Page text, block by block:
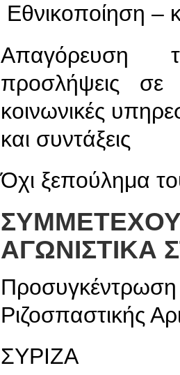
Εθνικοποίηση –
Απαγόρευση
προσλήψεις σε
κοινωνικές
και συντάξεις
Όχι ξεπούλημα
ΑΓΩΝΙΣΤΙΚΑ
Ριζοσπαστικής
ΣΥΡΙΖΑ